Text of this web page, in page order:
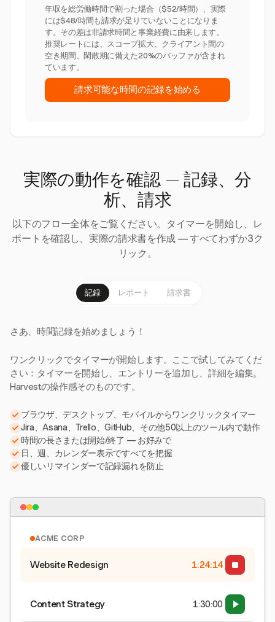
年収を総労働時間で割った場合（$52/時間）、実際
には$48/時間も請求が足りていないことになりま
す。その差は非請求時間と事業経費に由来します。
推奨レートには、スコープ拡大、クライアント間の
空き期間、閑散期に備えた20%のバッファが含まれ
ています。
請求可能な時間の記録を始める
実際の動作を確認 — 記録、分
析、請求
以下のフロー全体をご覧ください。タイマーを開始し、レ
ポートを確認し、実際の請求書を作成 — すべてわずか3ク
リック。
記録 レポート 請求書
さあ、時間記録を始めましょう！
ワンクリックでタイマーが開始します。ここで試してみてくだ
さい：タイマーを開始し、エントリーを追加し、詳細を編集。
Harvestの操作感そのものです。
ブラウザ、デスクトップ、モバイルからワンクリックタイマー
Jira、Asana、Trello、GitHub、その他50以上のツール内で動作
時間の長さまたは開始/終了 — お好みで
日、週、カレンダー表示ですべてを把握
優しいリマインダーで記録漏れを防止
ACME CORP
Website Redesign 1:24:15
Content Strategy 1:30:00